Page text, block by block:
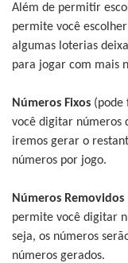
Além de permitir
permite você
algumas loterias
para jogar com mais
Números Fixos (pode
você digitar números
iremos gerar o
números por jogo.
Números Removidos
permite você digitar
seja, os números
números gerados.